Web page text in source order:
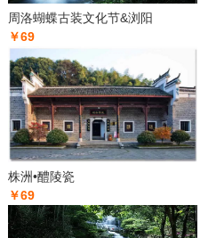
周洛蝴蝶古装文化节&浏阳
￥69
株洲•醴陵瓷
￥69